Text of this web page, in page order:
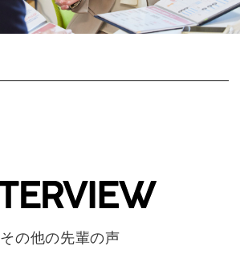
その他の先輩の声